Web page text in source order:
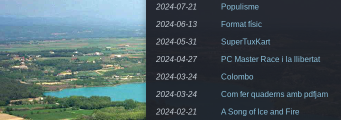
2024-07-21 Populisme
2024-06-13 Format físic
2024-05-31 SuperTuxKart
2024-04-27 PC Master Race i la llibertat
2024-03-24 Colombo
2024-03-24 Com fer quaderns amb pdfjam
2024-02-21 A Song of Ice and Fire